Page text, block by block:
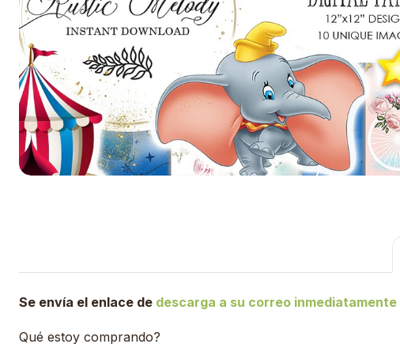
Se envía el enlace de descarga a su correo inmediatamente
Qué estoy comprando?